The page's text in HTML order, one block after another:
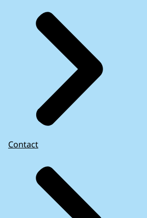
Contact